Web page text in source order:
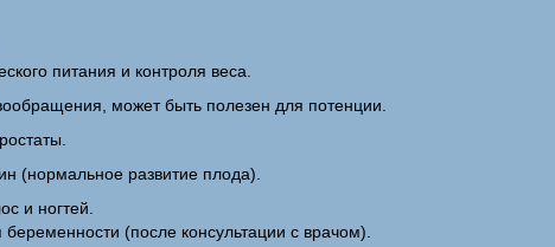
питания и контроля веса.
может быть полезен для потенции.
(нормальное развитие плода).
и ногтей.
(после консультации с врачом).